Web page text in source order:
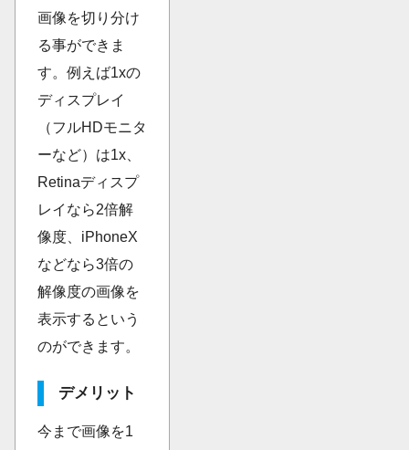
画像を切り分け
る事ができま
す。例えば1xの
ディスプレイ
（フルHDモニタ
ーなど）は1x、
Retinaディスプ
レイなら2倍解
像度、iPhoneX
などなら3倍の
解像度の画像を
表示するという
のができます。
デメリット
今まで画像を1